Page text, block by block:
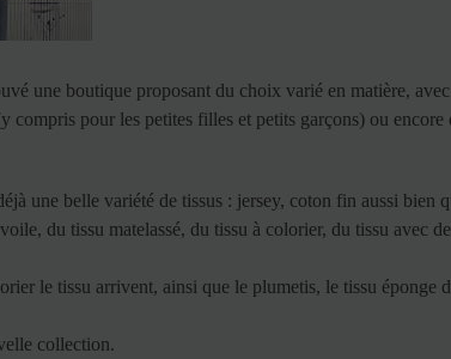
une boutique proposant du choix varié en matière,
compris pour les petites filles et petits garçons) ou encore
une belle variété de tissus : jersey, coton fin aussi bien
du tissu matelassé, du tissu à colorier, du tissu avec
le tissu arrivent, ainsi que le plumetis, le tissu éponge
collection.